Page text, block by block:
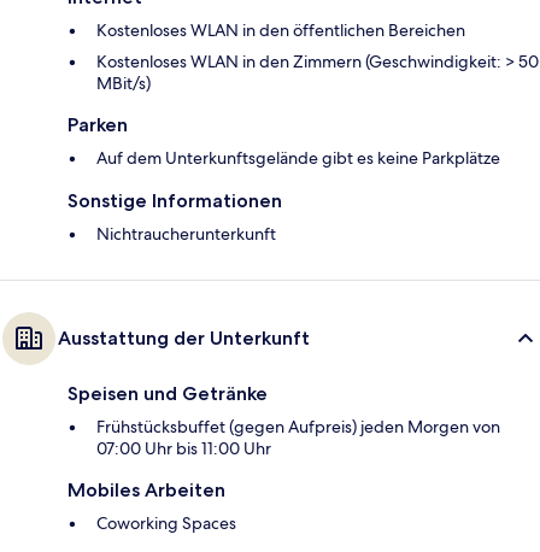
Kostenloses WLAN in den öffentlichen Bereichen
Kostenloses WLAN in den Zimmern (Geschwindigkeit: > 50
MBit/s)
Parken
Auf dem Unterkunftsgelände gibt es keine Parkplätze
Sonstige Informationen
Nichtraucherunterkunft
Ausstattung der Unterkunft
Speisen und Getränke
Frühstücksbuffet (gegen Aufpreis) jeden Morgen von
07:00 Uhr bis 11:00 Uhr
Mobiles Arbeiten
Coworking Spaces